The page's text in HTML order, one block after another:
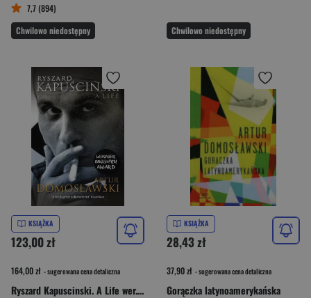
7,7 (894)
Chwilowo niedostępny
Chwilowo niedostępny
KSIĄŻKA
123,00 zł
164,00 zł - sugerowana cena detaliczna
Ryszard Kapuscinski. A Life wer. angielska
KSIĄŻKA
28,43 zł
37,90 zł - sugerowana cena detaliczna
Gorączka latynoamerykańska